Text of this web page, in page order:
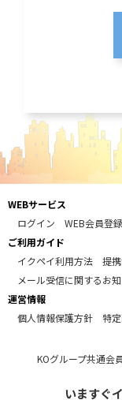
いますぐ
WEBサービス
ログイン
WEB会員登録
ご利用ガイド
イクペイ利用方法
提
メール受信に関するお
運営情報
個人情報保護方針
特
KOグループ共通会